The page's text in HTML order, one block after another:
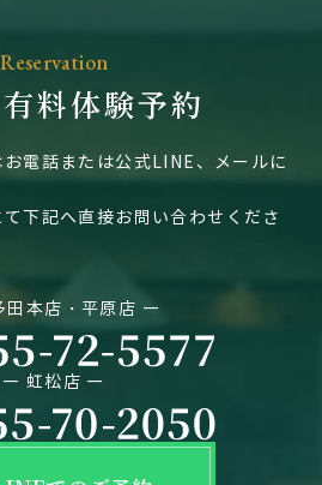
Reservation
料体験予約
電話または公式LINE、メールに
下記へ直接お問い合わせくださ
本店・平原店 ―
― 虹松店 ―